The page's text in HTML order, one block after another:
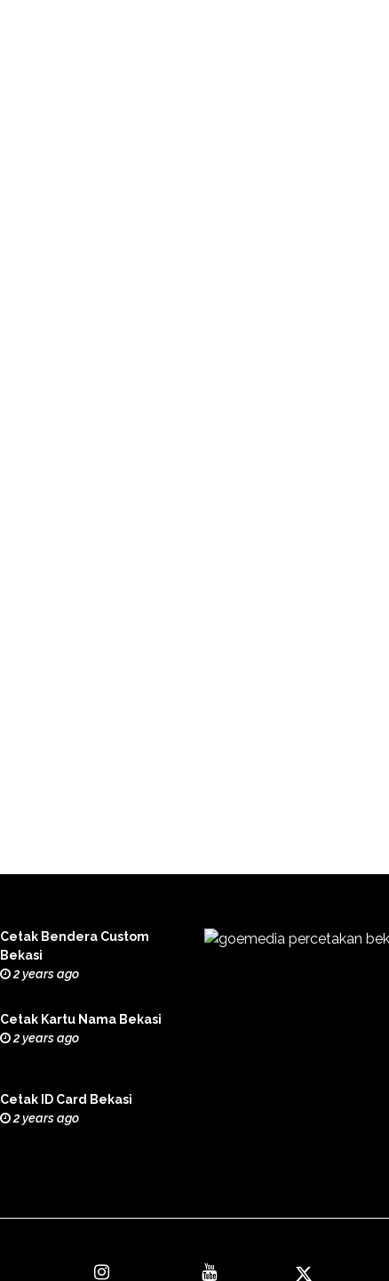
Cetak Bendera Custom
Bekasi
2 years ago
Cetak Kartu Nama Bekasi
2 years ago
Cetak ID Card Bekasi
2 years ago